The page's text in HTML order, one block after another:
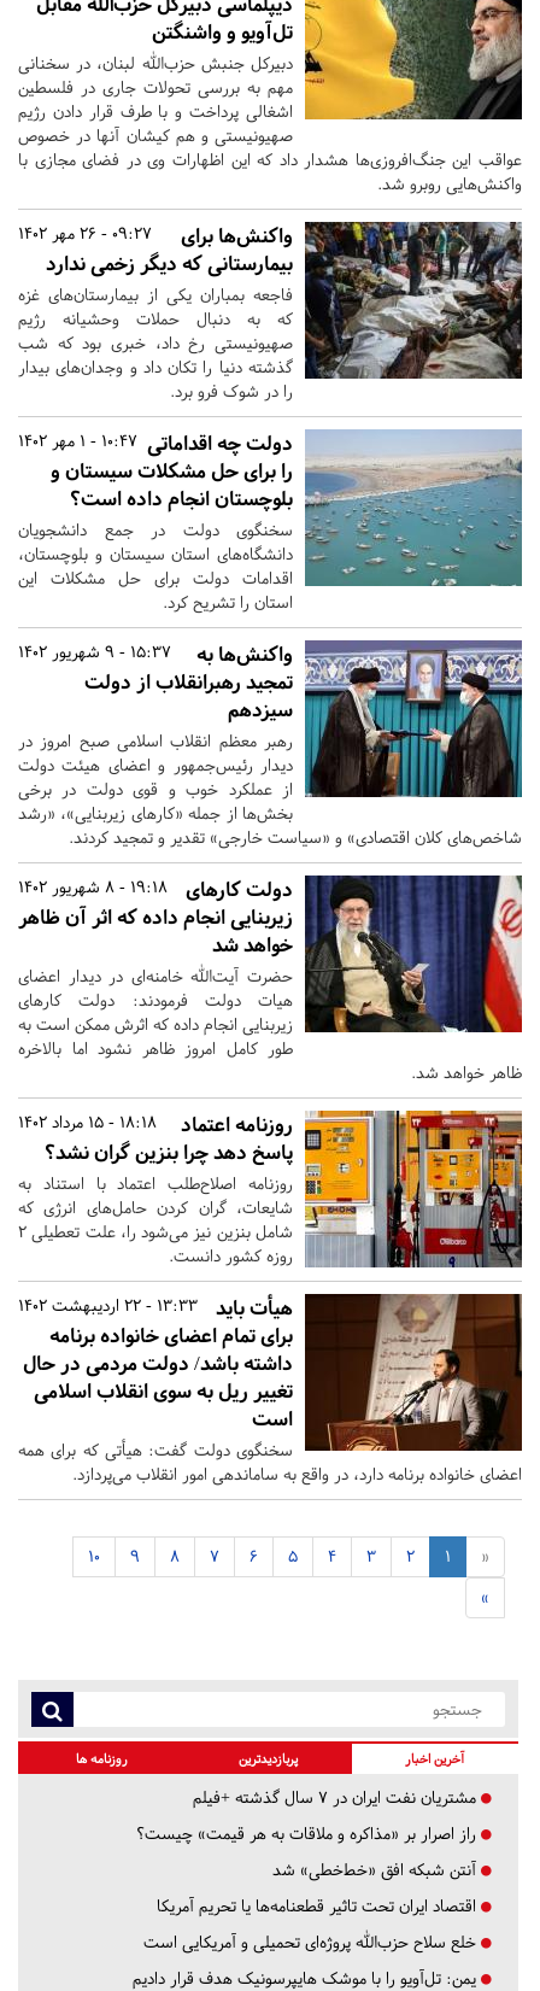
تل‌آویو و واشنگتن
دبیرکل جنبش حزب‌الله لبنان، در سخنانی
مهم به بررسی تحولات جاری در فلسطین
اشغالی پرداخت و با طرف قرار دادن رژیم
صهیونیستی و هم کیشان آنها در خصوص
عواقب این جنگ‌افروزی‌ها هشدار داد که این اظهارات وی در فضای مجازی با
واکنش‌هایی روبرو شد.
09:27 - 26 مهر 1402
واکنش‌ها برای
بیمارستانی که دیگر زخمی ندارد
فاجعه بمباران یکی از بیمارستان‌های غزه
که به دنبال حملات وحشیانه رژیم
صهیونیستی رخ داد، خبری بود که شب
گذشته دنیا را تکان داد و وجدان‌های بیدار
را در شوک فرو برد.
10:47 - 1 مهر 1402 دولت چه اقداماتی
را برای حل مشکلات سیستان و
بلوچستان انجام داده است؟
سخنگوی دولت در جمع دانشجویان
دانشگاه‌های استان سیستان و بلوچستان،
اقدامات دولت برای حل مشکلات این
استان را تشریح کرد.
15:37 - 9 شهریور 1402
واکنش‌ها به
تمجید رهبرانقلاب از دولت
سیزدهم
رهبر معظم انقلاب اسلامی صبح امروز در
دیدار رئیس‌جمهور و اعضای هیئت دولت
از عملکرد خوب و قوی دولت در برخی
بخش‌ها از جمله «کارهای زیربنایی»، «رشد
شاخص‌های کلان اقتصادی» و «سیاست خارجی» تقدیر و تمجید کردند.
19:18 - 8 شهریور 1402
دولت کارهای
زیربنایی انجام داده که اثر آن ظاهر
خواهد شد
حضرت آیت‌الله خامنه‌ای در دیدار اعضای
هیات دولت فرمودند: دولت کارهای
زیربنایی انجام داده که اثرش ممکن است به
طور کامل امروز ظاهر نشود اما بالاخره
ظاهر خواهد شد.
18:18 - 15 مرداد 1402
روزنامه اعتماد
پاسخ دهد چرا بنزین گران نشد؟
روزنامه اصلاح‌طلب اعتماد با استناد به
شایعات، گران کردن حامل‌های انرژی که
شامل بنزین نیز می‌شود را، علت تعطیلی 2
روزه کشور دانست.
13:33 - 22 اردیبهشت 1402
هیأت باید
برای تمام اعضای خانواده برنامه
داشته باشد/ دولت مردمی در حال
تغییر ریل به سوی انقلاب اسلامی
است
سخنگوی دولت گفت: هیأتی که برای همه
اعضای خانواده برنامه دارد، در واقع به ساماندهی امور انقلاب می‌پردازد.
«
1
2
3
4
5
6
7
8
9
10
»
آخرین اخبار پربازدیدترین روزنامه ها
مشتریان نفت ایران در ۷ سال گذشته +فیلم
راز اصرار بر «مذاکره و ملاقات به هر قیمت» چیست؟
آنتن شبکه افق «خط‌خطی» شد
اقتصاد ایران تحت تاثیر قطعنامه‌ها یا تحریم‌ آمریکا
خلع سلاح حزب‌الله پروژه‌ای تحمیلی و آمریکایی است
یمن: تل‌آویو را با موشک هایپرسونیک هدف قرار دادیم